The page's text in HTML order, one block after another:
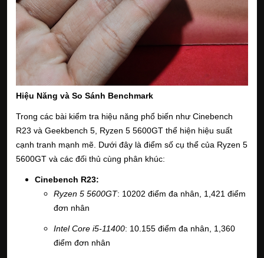
Hiệu Năng và So Sánh Benchmark
Trong các bài kiểm tra hiệu năng phổ biến như Cinebench
R23 và Geekbench 5, Ryzen 5 5600GT thể hiện hiệu suất
cạnh tranh mạnh mẽ. Dưới đây là điểm số cụ thể của Ryzen 5
5600GT và các đối thủ cùng phân khúc:
Cinebench R23:
Ryzen 5 5600GT: 10202 điểm đa nhân, 1,421 điểm
đơn nhân
Intel Core i5-11400: 10.155 điểm đa nhân, 1,360
điểm đơn nhân